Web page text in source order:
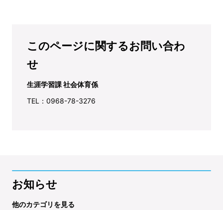
このページに関するお問い合わ
せ
生涯学習課 社会体育係
TEL：0968-78-3276
お知らせ
他のカテゴリを見る